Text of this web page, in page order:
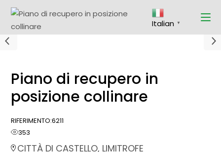
Italian ▼
Piano di recupero in
posizione collinare
RIFERIMENTO:6211
353
CITTÀ DI CASTELLO, LIMITROFE